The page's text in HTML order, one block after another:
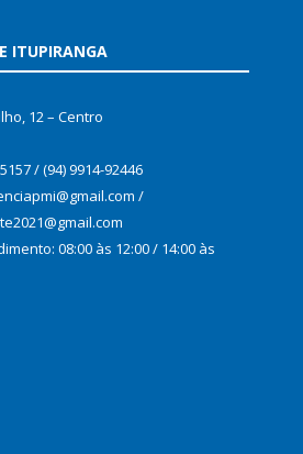
ITUPIRANGA
12 – Centro
/ (94) 9914-92446
/
08:00 às 12:00 / 14:00 às